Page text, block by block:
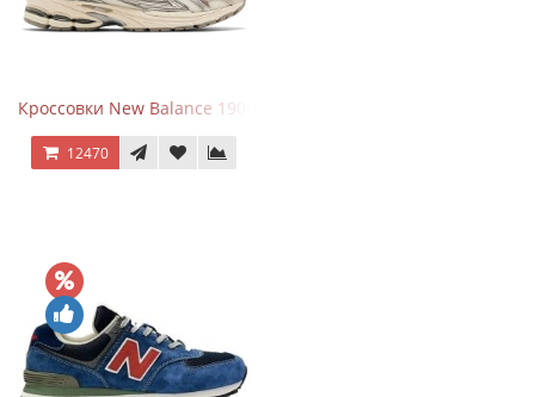
Кроссовки New Balance 1906R Arid Stone
12470